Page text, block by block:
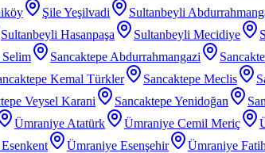
Şile Yeşilvadi Sultanbeyli
Sultanbeyli Hasanpaşa Sultanbeyli Mecidiye
Selim Sancaktepe Abdurrahmangazi
Kemal Türkler Sancaktepe Meclis
Veysel Karani Sancaktepe Yenidoğan
Ümraniye Atatürk Ümraniye Cemil Meriç
Ümraniye Esenşehir Ümraniye